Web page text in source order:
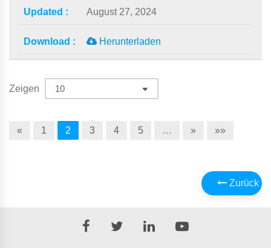
August 27, 2024
Herunterladen
Zeigen
« 1 2 3 4 5 … » »»
Zurück